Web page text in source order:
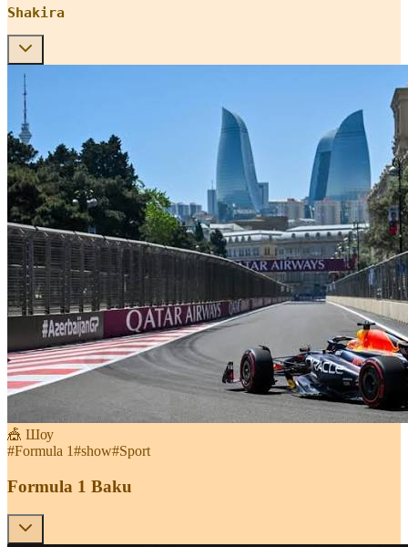
Shakira
🎪 Шоу
#Formula 1#show#Sport
Formula 1 Baku